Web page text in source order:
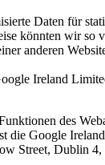
Daten für
könnten wir so
anderen
Ireland
des
die Google
Street, Dublin 4,